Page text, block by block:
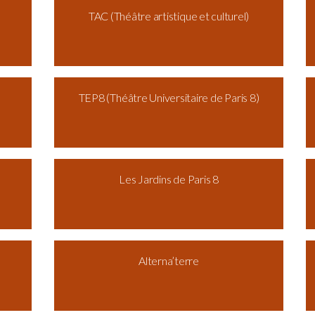
TAC (Théâtre artistique et culturel)
TEP8 (Théâtre Universitaire de Paris 8)
Les Jardins de Paris 8
Alterna’terre